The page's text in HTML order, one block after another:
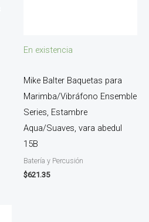
En existencia
Mike Balter Baquetas para
Marimba/Vibráfono Ensemble
Series, Estambre
Aqua/Suaves, vara abedul
15B
Batería y Percusión
$621.35